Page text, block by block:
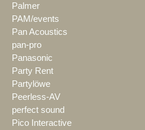
Palmer
PAM/events
Pan Acoustics
pan-pro
Panasonic
Party Rent
Partylöwe
Peerless-AV
perfect sound
Pico Interactive